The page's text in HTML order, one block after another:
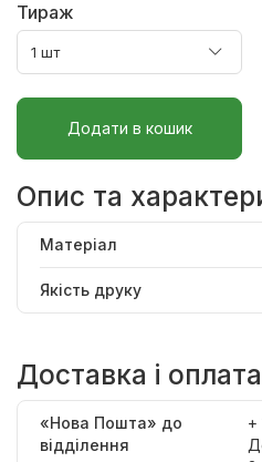
Тираж
Додати в кошик
Опис та
Матеріал
Якість друку
Доставка і
«Нова Пошта» до
відділення
+